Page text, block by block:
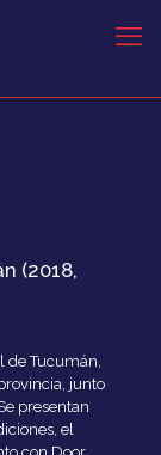
(2018,
de Tucumán,
junto
presentan
el